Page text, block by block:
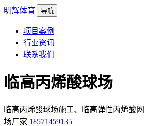
明辉体育 导航
项目案例
行业资讯
联系我们
临高丙烯酸球场
临高丙烯酸球场施工、临高弹性丙烯酸
场厂家 18571459135